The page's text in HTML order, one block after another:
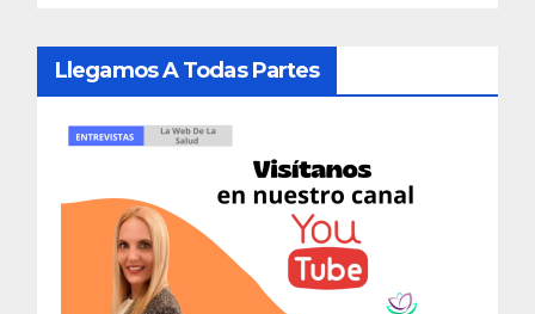
Llegamos A Todas Partes